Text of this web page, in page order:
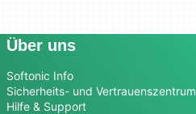
Über uns
Softonic Info
Sicherheits- und Vertrauenszentrum
Hilfe & Support